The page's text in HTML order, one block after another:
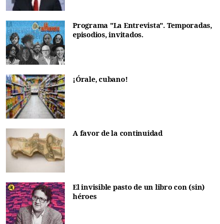
Programa "La Entrevista". Temporadas,
episodios, invitados.
¡Órale, cubano!
A favor de la continuidad
El invisible pasto de un libro con (sin)
héroes